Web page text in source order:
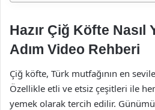
Hazır Çiğ Köfte Nasıl
Adım Video Rehberi
Çiğ köfte, Türk mutfağının en
Özellikle etli ve etsiz çeşitleri ile
yemek olarak tercih edilir.